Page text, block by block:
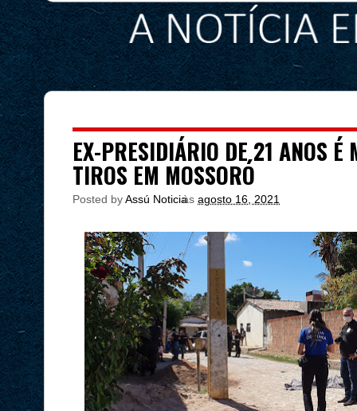
EX-PRESIDIÁRIO DE 21 ANOS
TIROS EM MOSSORÓ
Posted byAssú Noticia
às agosto 16, 2021